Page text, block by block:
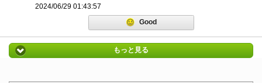
2024/06/29 01:43:57
Good
もっと見る